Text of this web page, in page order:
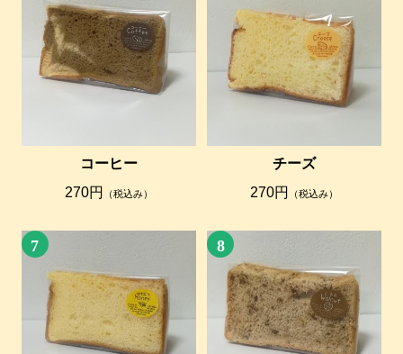
コーヒー
270円
（税込み）
チーズ
270円
（税込み）
7 8